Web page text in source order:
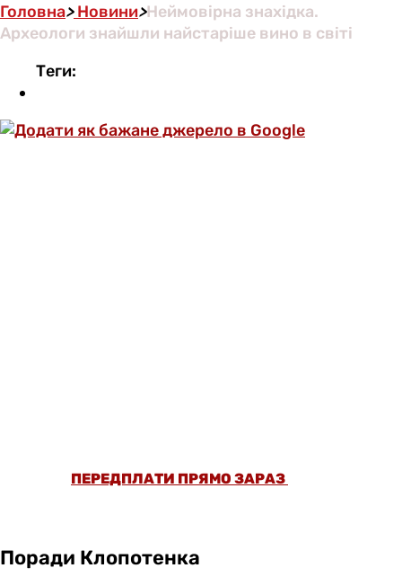
Головна>Новини>Неймовірна знахідка.
Археологи знайшли найстаріше вино в світі
Теги:
ПЕРЕДПЛАТИ ПРЯМО ЗАРАЗ
Поради Клопотенка